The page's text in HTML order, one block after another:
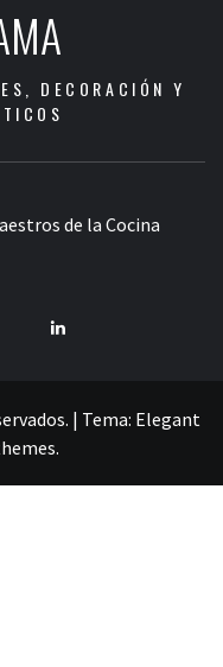
DECORACIÓN Y
de la Cocina
PinterestLinkedIn
| Tema: Elegant
.